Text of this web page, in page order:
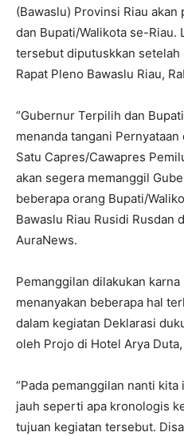
(Bawaslu) Provinsi Riau
dan Bupati/Walikota se-Riau.
tersebut diputuskkan setelah
Rapat Pleno Bawaslu Riau,
“Gubernur Terpilih dan
menanda tangani
Satu Capres/Cawapres
akan segera memanggil
beberapa orang Bupati/
Bawaslu Riau Rusidi Rusdan
AuraNews.
Pemanggilan dilakukan
menanyakan beberapa hal
dalam kegiatan Deklarasi
oleh Projo di Hotel Arya
“Pada pemanggilan nanti
jauh seperti apa kronologis
tujuan kegiatan tersebut.